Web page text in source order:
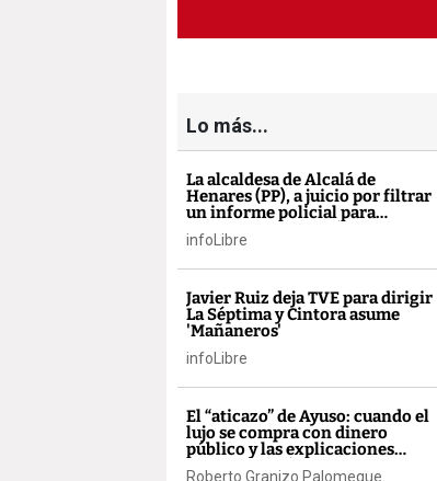
Lo más...
La alcaldesa de Alcalá de
Henares (PP), a juicio por filtrar
un informe policial para
vincular inmigración y
delincuencia
infoLibre
Javier Ruiz deja TVE para dirigir
La Séptima y Cintora asume
'Mañaneros'
infoLibre
El “aticazo” de Ayuso: cuando el
lujo se compra con dinero
público y las explicaciones
llegan después
Roberto Granizo Palomeque